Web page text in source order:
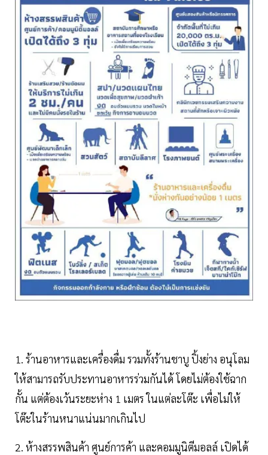
1. ร้านอาหารและเครื่องดื่ม รวมทั้งร้านชาบู ปิ้งย่าง อนุโลม
ให้สามารถรับประทานอาหารร่วมกันได้ โดยไม่ต้องใช้ฉาก
กั้น แต่ต้องเว้นระยะห่าง 1 เมตร ในแต่ละโต๊ะ เพื่อไม่ให้
โต๊ะในร้านหนาแน่นมากเกินไป
2. ห้างสรรพสินค้า ศูนย์การค้า และคอมมูนิตีมอลล์ เปิดได้